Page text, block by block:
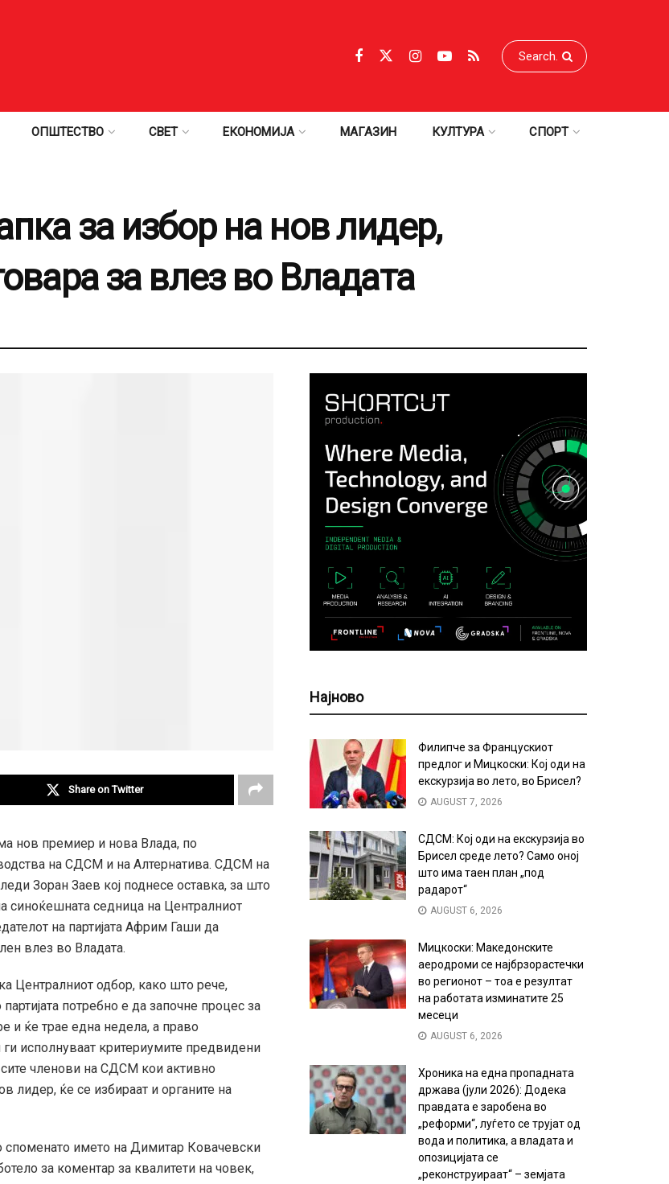
ОПШТЕСТВО СВЕТ ЕКОНОМИЈА МАГАЗИН КУЛТУРА СПОРТ
за избор на нов лидер,
за влез во Владата
Share on Twitter
нов премиер и нова Влада, по
на СДСМ и на Алтернатива. СДСМ на
Зоран Заев кој поднесе оставка, за што
синоќешната седница на Централниот
на партијата Африм Гаши да
влез во Владата.
Централниот одбор, како што рече,
потребно е да започне процес за
и ќе трае една недела, а право
исполнуваат критериумите предвидени
сите членови на СДСМ кои активно
лидер, ќе се избираат и органите на
името на Димитар Ковачевски
за коментар за квалитети на човек,
Најново
Филипче за Францускиот
предлог и Мицкоски: Кој оди на
екскурзија во лето, во Брисел?
AUGUST 7, 2026
СДСМ: Кој оди на екскурзија во
Брисел среде лето? Само оној
што има таен план „под
радарот“
AUGUST 6, 2026
Мицкоски: Македонските
аеродроми се најбрзорастечки
во регионот – тоа е резултат
на работата изминатите 25
месеци
AUGUST 6, 2026
Хроника на една пропадната
држава (јули 2026): Додека
правдата е заробена во
„реформи“, луѓето се трујат од
вода и политика, а владата и
опозицијата се
„реконструираат“ – земјата